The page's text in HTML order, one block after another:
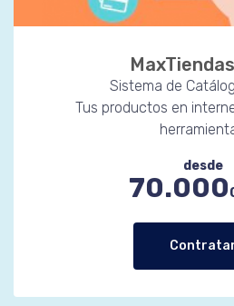
Sistema de
Tus productos en
desde
70.000